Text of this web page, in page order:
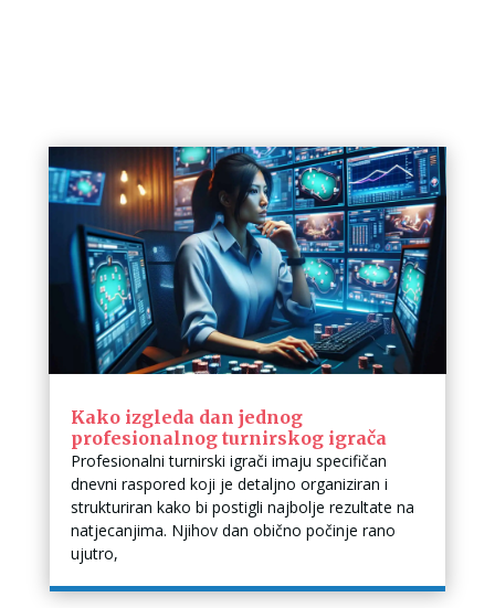
Kako izgleda dan jednog
profesionalnog turnirskog igrača
Profesionalni turnirski igrači imaju specifičan
dnevni raspored koji je detaljno organiziran i
strukturiran kako bi postigli najbolje rezultate na
natjecanjima. Njihov dan obično počinje rano
ujutro,